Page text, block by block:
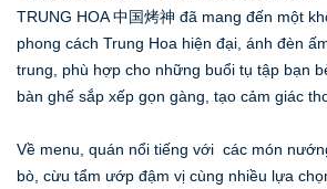
TRUNG HOA 中国烤神 đã mang đến một
phong cách Trung Hoa hiện đại, ánh đèn
trung, phù hợp cho những buổi tụ tập bạn
bàn ghế sắp xếp gọn gàng, tạo cảm giác
Về menu, quán nổi tiếng với các món
bò, cừu tẩm ướp đậm vị cùng nhiều lựa